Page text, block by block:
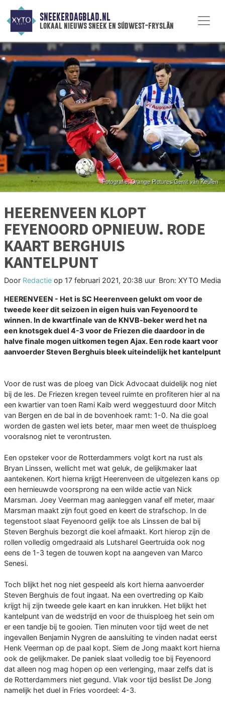
SNEEKERDAGBLAD.NL
lokaal nieuws sneek en súdwest-fryslân
HEERENVEEN KLOPT
FEYENOORD OPNIEUW. RODE
KAART BERGHUIS
KANTELPUNT
Door Redactie op 17 februari 2021, 20:38 uur Bron: XYTO Media
HEERENVEEN - Het is SC Heerenveen gelukt om voor de
tweede keer dit seizoen in eigen huis van Feyenoord te
winnen. In de kwartfinale van de KNVB-beker werd het na
een knotsgek duel 4-3 voor de Friezen die daardoor in de
halve finale mogen uitkomen tegen Ajax. Een rode kaart voor
aanvoerder Steven Berghuis bleek uiteindelijk het kantelpunt
Voor de rust was de ploeg van Dick Advocaat duidelijk nog niet
bij de les. De Friezen kregen teveel ruimte en profiteren hier al na
een kwartier van toen Rami Kaib werd weggestuurd door Mitch
van Bergen en de bal in de bovenhoek ramt: 1-0. Na die goal
worden de gasten wel iets beter, maar men weet de thuisploeg
vooralsnog niet te verontrusten.
Een opsteker voor de Rotterdammers volgt kort na rust als
Bryan Linssen, wellicht met wat geluk, de gelijkmaker laat
aantekenen. Kort hierna krijgt Heerenveen de uitgelezen kans op
een hernieuwde voorsprong na een wilde actie van Nick
Marsman. Joey Veerman mag aanleggen vanaf elf meter, maar
Marsman maakt zijn fout goed en keert de strafschop. In de
tegenstoot slaat Feyenoord gelijk toe als Linssen de bal bij
Steven Berghuis bezorgt die koel afmaakt. Kort hierop zijn de
rollen volledig omgedraaid als Lutsharel Geertruida ook nog
eens de 1-3 tegen de touwen kopt na aangeven van Marco
Senesi.
Toch blijkt het nog niet gespeeld als kort hierna aanvoerder
Steven Berghuis de fout ingaat. Na een overtreding op Kaib
krijgt hij zijn tweede gele kaart en kan inrukken. Het blijkt het
kantelpunt van de wedstrijd en voor de thuisploeg het sein om
er een tandje bij te gooien. Tien minuten voor tijd weet de net
ingevallen Benjamin Nygren de aansluiting te vinden nadat eerst
Henk Veerman op de paal kopt. Siem de Jong maakt kort hierna
ook de gelijkmaker. De paniek slaat volledig toe bij Feyenoord
dat alleen nog mag hopen op een verlenging, maar zelfs dat is
de Rotterdammers niet gegund. Vlak voor tijd beslist De Jong
namelijk het duel in Fries voordeel: 4-3.